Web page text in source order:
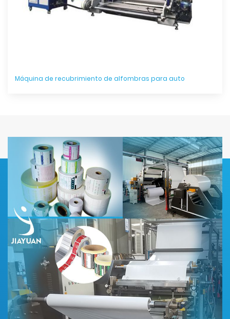
Máquina de recubrimiento de alfombras para auto